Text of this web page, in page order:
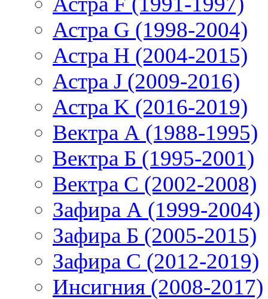
Астра G (1998-2004)
Астра H (2004-2015)
Астра J (2009-2016)
Астра K (2016-2019)
Вектра А (1988-1995)
Вектра Б (1995-2001)
Вектра С (2002-2008)
Зафира А (1999-2004)
Зафира Б (2005-2015)
Зафира С (2012-2019)
Инсигния (2008-2017)